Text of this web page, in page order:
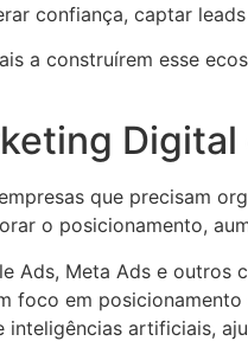
confiança, captar
a construírem esse
Digital
que precisam
o posicionamento,
Ads, Meta Ads e outros
foco em
artificiais,